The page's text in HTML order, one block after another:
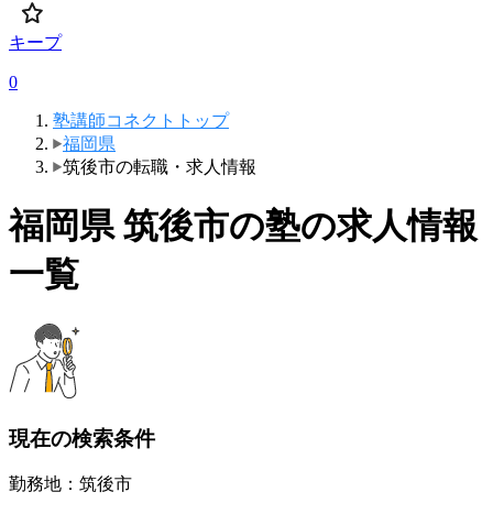
キープ
0
塾講師コネクトトップ
福岡県
筑後市の転職・求人情報
福岡県 筑後市の塾の求人情報
一覧
現在の検索条件
勤務地：筑後市